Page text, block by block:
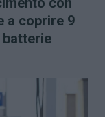
a coprire 9
batterie